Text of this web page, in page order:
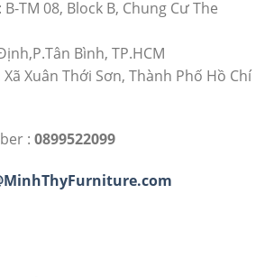
TM 08, Block B, Chung Cư The
Bình, TP.HCM
Xã Xuân Thới Sơn, Thành Phố Hồ Chí
: 0899522099